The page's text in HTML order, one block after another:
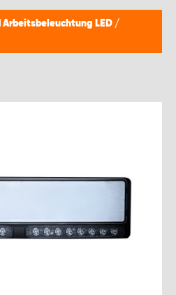
Arbeitsbeleuchtung LED /